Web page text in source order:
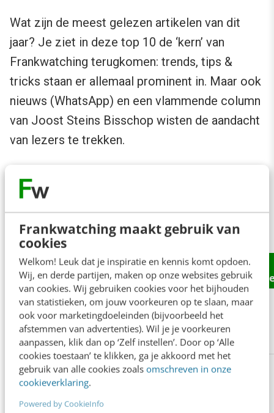
Frankwatching maakt gebruik van
cookies
Welkom! Leuk dat je inspiratie en kennis komt opdoen.
Wij, en derde partijen, maken op onze websites gebruik
van cookies. Wij gebruiken cookies voor het bijhouden
van statistieken, om jouw voorkeuren op te slaan, maar
ook voor marketingdoeleinden (bijvoorbeeld het
afstemmen van advertenties). Wil je je voorkeuren
aanpassen, klik dan op ‘Zelf instellen’. Door op ‘Alle
cookies toestaan’ te klikken, ga je akkoord met het
gebruik van alle cookies zoals omschreven in onze
cookieverklaring.
Powered by CookieInfo
Wat zijn de meest gelezen artikelen van dit
jaar? Je ziet in deze top 10 de ‘kern’ van
Frankwatching terugkomen: trends, tips &
tricks staan er allemaal prominent in. Maar ook
nieuws (WhatsApp) en een vlammende column
van Joost Steins Bisschop wisten de aandacht
van lezers te trekken.
Top 10 best gelezen artikelen van
2016
resultaten weergeven
Zoeken:
Positie Artikel Auteur
Aantal
Waarom jongeren
extremer reageren,
generatie F nader
bekeken
Onno
Hansen-
Staszynski
85.395
Deze 7
neuromarketingtrucs
toe
Tim
84.046